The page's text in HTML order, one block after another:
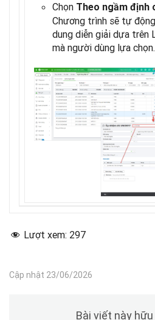
Chọn Theo ngầm định
Chương trình sẽ tự
dung diễn giải dựa trên
mà người dùng lựa chọn.
Lượt xem: 297
Cập nhật 23/06/2026
Bài viết này